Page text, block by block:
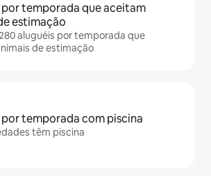
por temporada que aceitam
estimação
aluguéis por temporada que
de estimação
temporada com piscina
têm piscina